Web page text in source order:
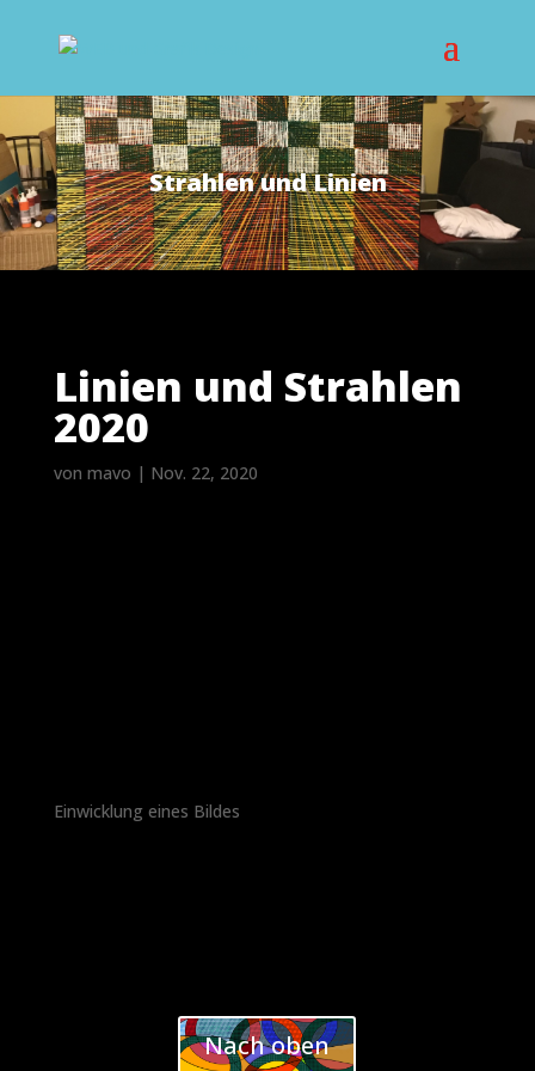
Strahlen und Linien
Linien und Strahlen
2020
von mavo | Nov. 22, 2020
Einwicklung eines Bildes
Nach oben